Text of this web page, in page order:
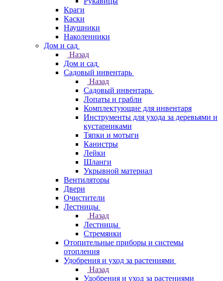
Краги
Каски
Наушники
Наколенники
Дом и сад
Назад
Дом и сад
Садовый инвентарь
Назад
Садовый инвентарь
Лопаты и грабли
Комплектующие для инвентаря
Инструменты для ухода за деревьями и
кустарниками
Тяпки и мотыги
Канистры
Лейки
Шланги
Укрывной материал
Вентиляторы
Двери
Очистители
Лестницы
Назад
Лестницы
Стремянки
Отопительные приборы и системы
отопления
Удобрения и уход за растениями
Назад
Удобрения и уход за растениями